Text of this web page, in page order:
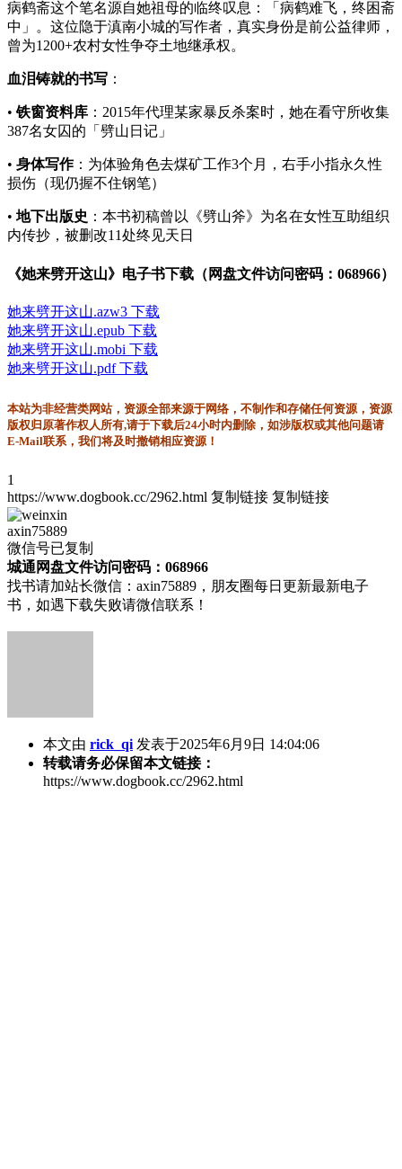
病鹤斋这个笔名源自她祖母的临终叹息：「病鹤难飞，终困斋
中」。这位隐于滇南小城的写作者，真实身份是前公益律师，
曾为1200+农村女性争夺土地继承权。
血泪铸就的书写 ：
• 铁窗资料库 ：2015年代理某家暴反杀案时，她在看守所收集
387名女囚的「劈山日记」
• 身体写作：为体验角色去煤矿工作3个月，右手小指永久性
损伤（现仍握不住钢笔）
• 地下出版史 ：本书初稿曾以《劈山斧》为名在女性互助组织
内传抄，被删改11处终见天日
《她来劈开这山》电子书下载（网盘文件访问密码：068966）
她来劈开这山.azw3 下载
她来劈开这山.epub 下载
她来劈开这山.mobi 下载
她来劈开这山.pdf 下载
本站为非经营类网站，资源全部来源于网络，不制作和存储任何资源，资源
版权归原著作权人所有,请于下载后24小时内删除，如涉版权或其他问题请
E-Mail联系，我们将及时撤销相应资源！
1
https://www.dogbook.cc/2962.html 复制链接 复制链接
axin75889
微信号已复制
城通网盘文件访问密码：068966
找书请加站长微信：axin75889，朋友圈每日更新最新电子
书，如遇下载失败请微信联系！
本文由 rick_qi 发表于2025年6月9日 14:04:06
转载请务必保留本文链接：
https://www.dogbook.cc/2962.html